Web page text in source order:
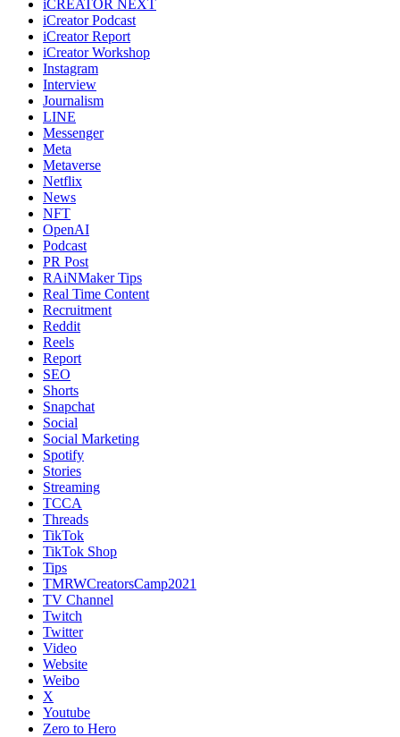
iCREATOR NEXT
iCreator Podcast
iCreator Report
iCreator Workshop
Instagram
Interview
Journalism
LINE
Messenger
Meta
Metaverse
Netflix
News
NFT
OpenAI
Podcast
PR Post
RAiNMaker Tips
Real Time Content
Recruitment
Reddit
Reels
Report
SEO
Shorts
Snapchat
Social
Social Marketing
Spotify
Stories
Streaming
TCCA
Threads
TikTok
TikTok Shop
Tips
TMRWCreatorsCamp2021
TV Channel
Twitch
Twitter
Video
Website
Weibo
X
Youtube
Zero to Hero